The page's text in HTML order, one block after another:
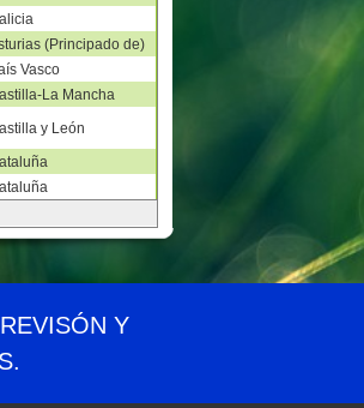
(Principado de)
Vasco
La Mancha
y León
Contacto
Y